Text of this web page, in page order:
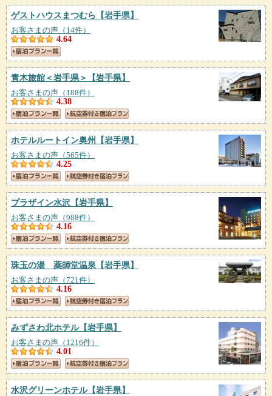
ゲストハウスまつむら 【岩手県】
お客さまの声（14件）
4.64
青木旅館＜岩手県＞ 【岩手県】
お客さまの声（188件）
4.38
ホテルルートイン奥州 【岩手県】
お客さまの声（565件）
4.25
プラザイン水沢 【岩手県】
お客さまの声（988件）
4.16
珠玉の湯 薬師堂温泉 【岩手県】
お客さまの声（721件）
4.16
みずさわ北ホテル【岩手県】
お客さまの声（1216件）
4.01
水沢グリーンホテル【岩手県】